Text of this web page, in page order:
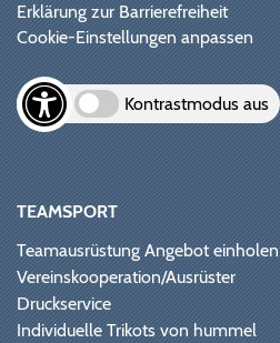
Erklärung zur Barrierefreiheit
Cookie-Einstellungen anpassen
Kontrastmodus aus
TEAMSPORT
Teamausrüstung Angebot einholen
Vereinskooperation/Ausrüster
Druckservice
Individuelle Trikots von hummel